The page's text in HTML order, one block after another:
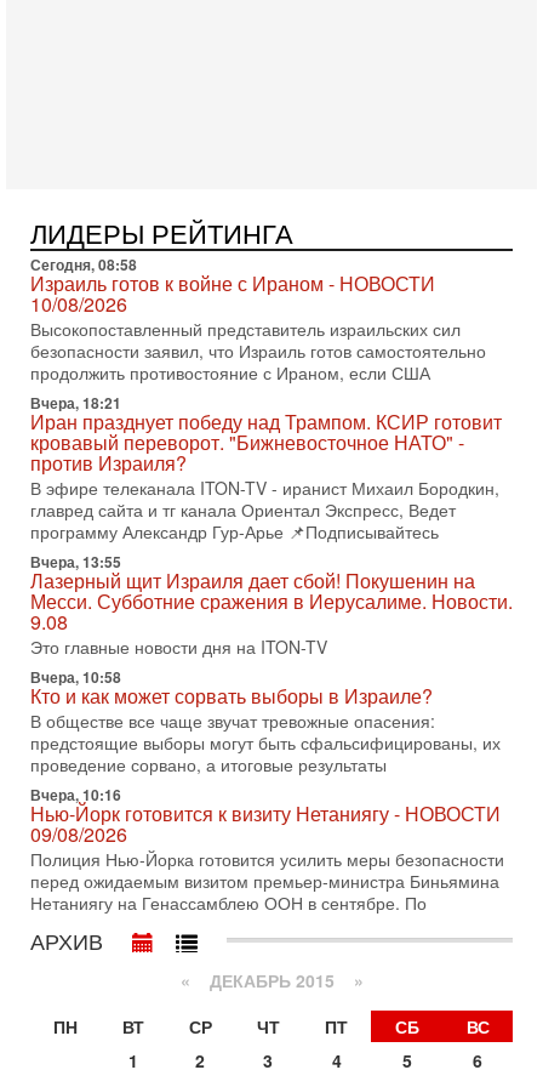
Израиль готов ударить по Ирану!
В эфире телеканала ITON-TV Григорий Тамар, офицер
ЦАХАЛа в отставке, писатель, журналист, военный историк.
Ведет программу Александр Гур-Арье.
3-08-2026, 15:23
Иран задыхается. КСИР готовит удар! Россия теряет
последних союзников. Путин - псих!
В эфире ITON-TV доктор Эльдар Намазов , историк,
политолог, в прошлом – помощник Президента
Азербайджана Гейдара Алиева . Ведет программу
Александр
3-08-2026, 11:09
Выборы в Израиле в опасности?! ШАБАК формирует
спецотдел
В этом выпуске мы разбираем одну из самых тревожных
тем израильской политики. Известно, что израильская
Служба общей безопасности (ШАБАК) создала
3-08-2026, 08:32
Трамп и Иран: последний шанс - НОВОСТИ
03/08/2026
Президент США Дональд Трамп объявил о возобновлении
переговоров с Ираном, но Тегеран пока не подтвердил
готовность к диалогу. По словам американского
2-08-2026, 08:42
Трамп отменил удар по Ирану - НОВОСТИ
02/08/2026
Президент США Дональд Трамп сегодня заявил об отмене
подготовленного удара по Ирану после обращений
Тегерана и других стран региона. По его словам,
1-08-2026, 17:50
«Русский голос» Израиля: кто заберет его на этот
Голоса русскоязычных репатриантов не раз кардинально
меняли политический ландшафт Израиля. Достаточно
вспомнить взлет партии «Исраэль ба-алия», когда
31-07-2026, 17:00
ЛИДЕРЫ РЕЙТИНГА
Сегодня, 08:58
Израиль готов к войне с Ираном - НОВОСТИ
10/08/2026
Высокопоставленный представитель израильских сил
безопасности заявил, что Израиль готов самостоятельно
продолжить противостояние с Ираном, если США
Вчера, 18:21
Иран празднует победу над Трампом. КСИР готовит
кровавый переворот. "Бижневосточное НАТО" -
против Израиля?
В эфире телеканала ITON-TV - иранист Михаил Бородкин,
главред сайта и тг канала Ориентал Экспресс, Ведет
программу Александр Гур-Арье 📌Подписывайтесь
Вчера, 13:55
Лазерный щит Израиля дает сбой! Покушенин на
Месси. Субботние сражения в Иерусалиме. Новости.
9.08
Это главные новости дня на ITON-TV
Вчера, 10:58
Кто и как может сорвать выборы в Израиле?
В обществе все чаще звучат тревожные опасения:
предстоящие выборы могут быть сфальсифицированы, их
проведение сорвано, а итоговые результаты
Вчера, 10:16
Нью-Йорк готовится к визиту Нетаниягу - НОВОСТИ
09/08/2026
Полиция Нью-Йорка готовится усилить меры безопасности
перед ожидаемым визитом премьер-министра Биньямина
Нетаниягу на Генассамблею ООН в сентябре. По
АРХИВ
« ДЕКАБРЬ 2015 »
ПН
ВТ СР ЧТ ПТ СБ
ВС
1
2 3 4 5
6